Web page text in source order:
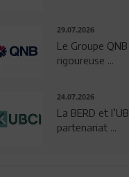
29.07.2026
Le Groupe
rigoureuse ...
24.07.2026
La BERD et
partenariat ...